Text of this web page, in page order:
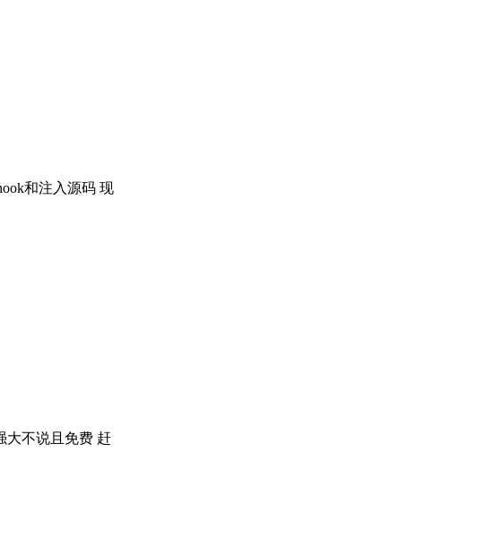
和注入源码 现
大不说且免费 赶